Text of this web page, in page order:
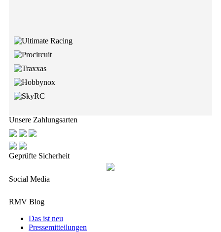
Unsere Zahlungsarten
Geprüfte Sicherheit
Social Media
RMV Blog
Das ist neu
Pressemitteilungen